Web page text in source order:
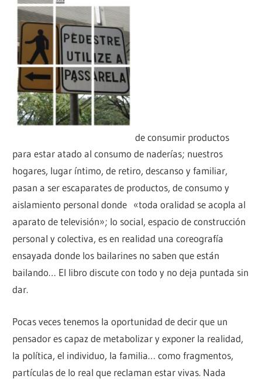
de consumir productos
para estar atado al consumo de naderías; nuestros
hogares, lugar íntimo, de retiro, descanso y familiar,
pasan a ser escaparates de productos, de consumo y
aislamiento personal donde «toda oralidad se acopla al
aparato de televisión»; lo social, espacio de construcción
personal y colectiva, es en realidad una coreografía
ensayada donde los bailarines no saben que están
bailando… El libro discute con todo y no deja puntada sin
dar.
Pocas veces tenemos la oportunidad de decir que un
pensador es capaz de metabolizar y exponer la realidad,
la política, el individuo, la familia… como fragmentos,
partículas de lo real que reclaman estar vivas. Nada